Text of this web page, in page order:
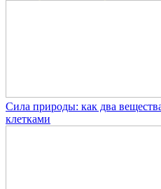
Сила природы: как два
клетками